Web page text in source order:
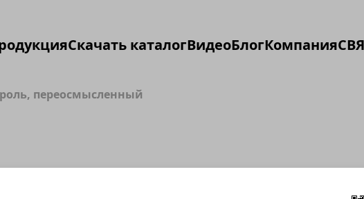
Скачать каталогВидеоБлогКомпания
переосмысленный